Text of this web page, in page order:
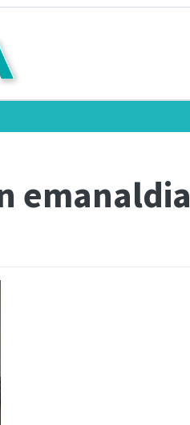
emanaldia